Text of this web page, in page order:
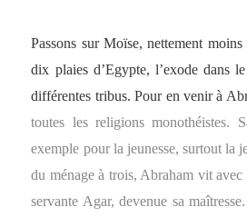
Passons sur Moïse, nettement
dix plaies d’Egypte, l’exode dans
différentes tribus. Pour en venir à
toutes les religions monothéistes.
exemple pour la jeunesse, surtout la
du ménage à trois, Abraham vit avec
servante Agar, devenue sa